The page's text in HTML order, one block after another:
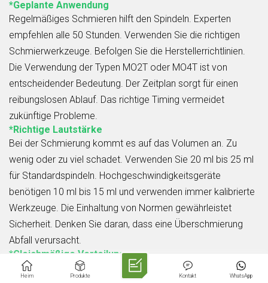
*Geplante Anwendung
Regelmäßiges Schmieren hilft den Spindeln. Experten
empfehlen alle 50 Stunden. Verwenden Sie die richtigen
Schmierwerkzeuge. Befolgen Sie die Herstellerrichtlinien.
Die Verwendung der Typen MO2T oder MO4T ist von
entscheidender Bedeutung. Der Zeitplan sorgt für einen
reibungslosen Ablauf. Das richtige Timing vermeidet
zukünftige Probleme.
*Richtige Lautstärke
Bei der Schmierung kommt es auf das Volumen an. Zu
wenig oder zu viel schadet. Verwenden Sie 20 ml bis 25 ml
für Standardspindeln. Hochgeschwindigkeitsgeräte
benötigen 10 ml bis 15 ml und verwenden immer kalibrierte
Werkzeuge. Die Einhaltung von Normen gewährleistet
Sicherheit. Denken Sie daran, dass eine Überschmierung
Abfall verursacht.
*Gleichmäßige Verteilung
Eine gleichmäßige Fettverteilung ist der Schlüssel.
Heim Produkte WhatsApp
Kontakt